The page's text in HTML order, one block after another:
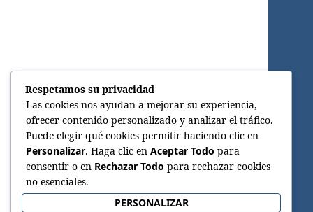
Respetamos su privacidad
Las cookies nos ayudan a mejorar su experiencia,
ofrecer contenido personalizado y analizar el tráfico.
Puede elegir qué cookies permitir haciendo clic en
Personalizar. Haga clic en Aceptar Todo para
consentir o en Rechazar Todo para rechazar cookies
no esenciales.
PERSONALIZAR